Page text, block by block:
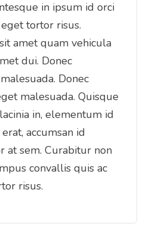
in ipsum id orci
tortor risus.
amet quam vehicula
dui. Donec
Donec
malesuada. Quisque
in, elementum id
accumsan id
at sem. Curabitur non
convallis quis ac
risus.